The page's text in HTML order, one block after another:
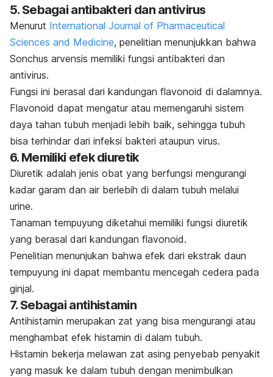
5. Sebagai antibakteri dan antivirus
Menurut International Journal of Pharmaceutical
Sciences and Medicine, penelitian menunjukkan bahwa
Sonchus arvensis memiliki fungsi antibakteri dan
antivirus.
Fungsi ini berasal dari kandungan flavonoid di dalamnya.
Flavonoid dapat mengatur atau memengaruhi sistem
daya tahan tubuh menjadi lebih baik, sehingga tubuh
bisa terhindar dari infeksi bakteri ataupun virus.
6. Memiliki efek diuretik
Diuretik adalah jenis obat yang berfungsi mengurangi
kadar garam dan air berlebih di dalam tubuh melalui
urine.
Tanaman tempuyung diketahui memiliki fungsi diuretik
yang berasal dari kandungan flavonoid.
Penelitian menunjukan bahwa efek dari ekstrak daun
tempuyung ini dapat membantu mencegah cedera pada
ginjal.
7. Sebagai antihistamin
Antihistamin merupakan zat yang bisa mengurangi atau
menghambat efek histamin di dalam tubuh.
Histamin bekerja melawan zat asing penyebab penyakit
yang masuk ke dalam tubuh dengan menimbulkan